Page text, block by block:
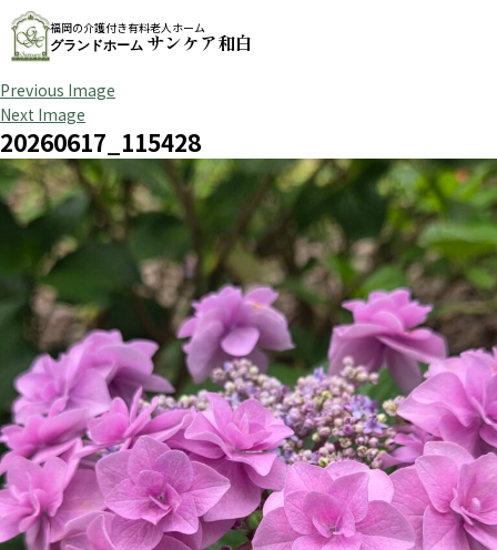
福岡の介護付き有料老人ホーム
グランドホーム サンケア和白
Previous Image
Next Image
20260617_115428